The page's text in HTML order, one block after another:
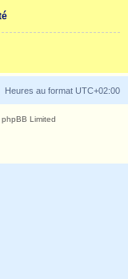
Heures au format UTC+02:00
Limited